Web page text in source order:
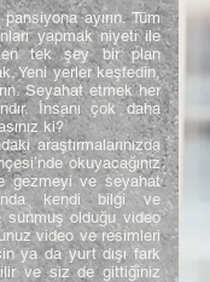
ayırın. Tüm
yapmak niyeti ile
tek şey bir plan
Yeni yerler keşfedin,
Seyahat etmek her
İnsanı çok daha
ki?
araştırmalarınızda
okuyacağınız
gezmeyi ve seyahat
kendi bilgi ve
sunmuş olduğu video
video ve resimleri
ya da yurt dışı fark
ve siz de gittiğiniz